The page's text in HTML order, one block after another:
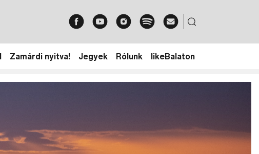
Zamárdi nyitva! Jegyek Rólunk likeBalaton